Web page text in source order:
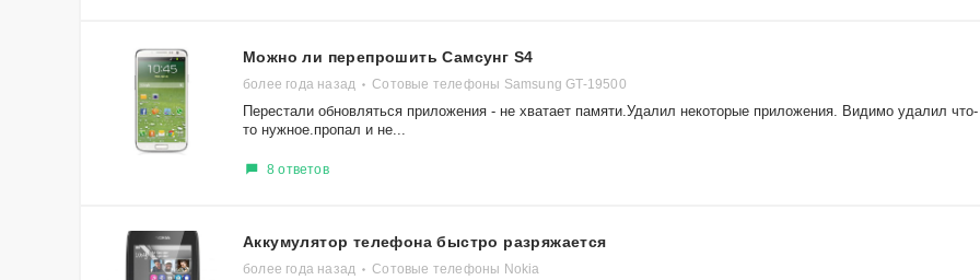
Можно ли перепрошить Самсунг S4
более года назад Сотовые телефоны Samsung GT-19500
Перестали обновляться приложения - не хватает памяти.Удалил некоторые приложения. Видимо удалил что-
то нужное.пропал и не...
8 ответов
Аккумулятор телефона быстро разряжается
более года назад Сотовые телефоны Nokia